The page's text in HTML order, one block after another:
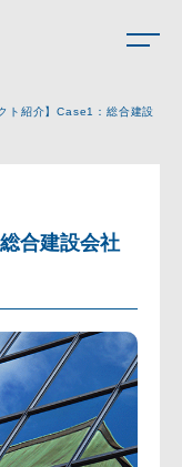
ト紹介】Case1：総合建設
合建設会社